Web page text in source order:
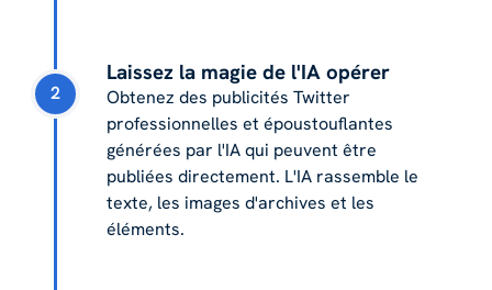
2
Laissez la magie de l'IA opérer
Obtenez des publicités Twitter
professionnelles et époustouflantes
générées par l'IA qui peuvent être
publiées directement. L'IA rassemble le
texte, les images d'archives et les
éléments.